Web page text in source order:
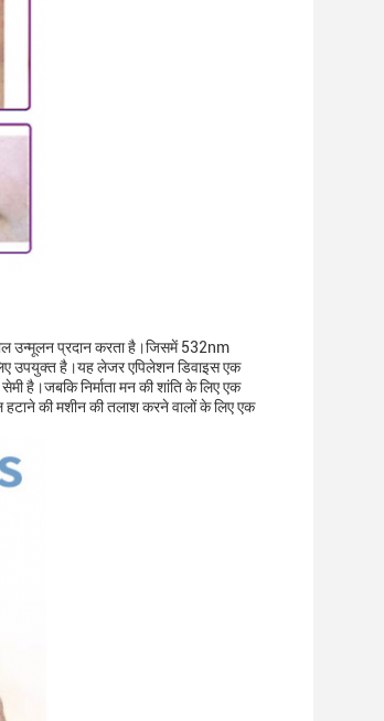
उन्मूलन प्रदान करता है।जिसमें 532nm
उपयुक्त है।यह लेजर एपिलेशन डिवाइस एक
निर्माता मन की शांति के लिए एक
की मशीन की तलाश करने वालों के लिए एक